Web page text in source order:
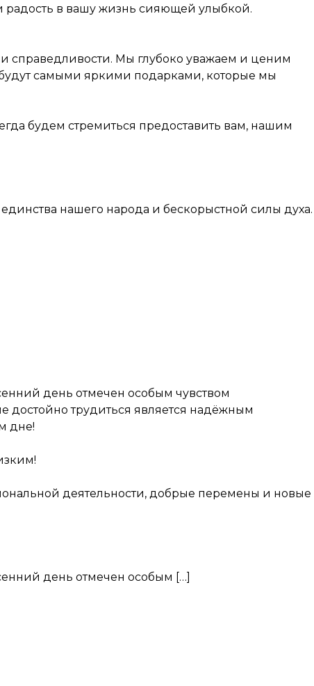
радость в вашу жизнь сияющей улыбкой.
справедливости. Мы глубоко уважаем и ценим
самыми яркими подарками, которые мы
будем стремиться предоставить вам, нашим
нашего народа и бескорыстной силы духа.
день отмечен особым чувством
достойно трудиться является надёжным
дне!
деятельности, добрые перемены и новые
день отмечен особым […]